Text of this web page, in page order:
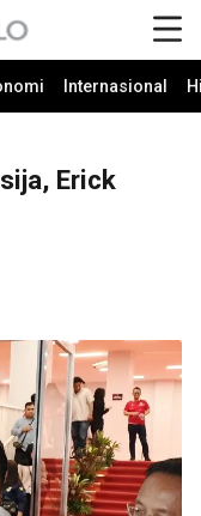
Internasional
Erick